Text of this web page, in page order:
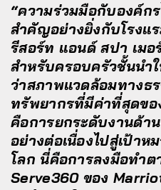
“ความร่วมมือกับองค์ก
สำคัญอย่างยิ่งกับโรงแ
รีสอร์ท แอนด์ สปา เมอ
สำหรับครอบครัวชั้นนำ
ว่าสภาพแวดล้อมทางธ
ทรัพยากรที่มีค่าที่สุดขอ
คือการยกระดับงานด้า
อย่างต่อเนื่องไปสู่เป้า
โลก นี่คือการลงมือทำ
Serve360 ของ